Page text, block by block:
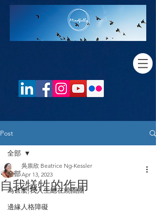
Post
全部
為甚麼,我人生總在繞圈圈
邊緣人格障礙
全部
自我犠牲的作用
吳祟欣 Beatrice Ng-Kessler
Apr 13, 2023